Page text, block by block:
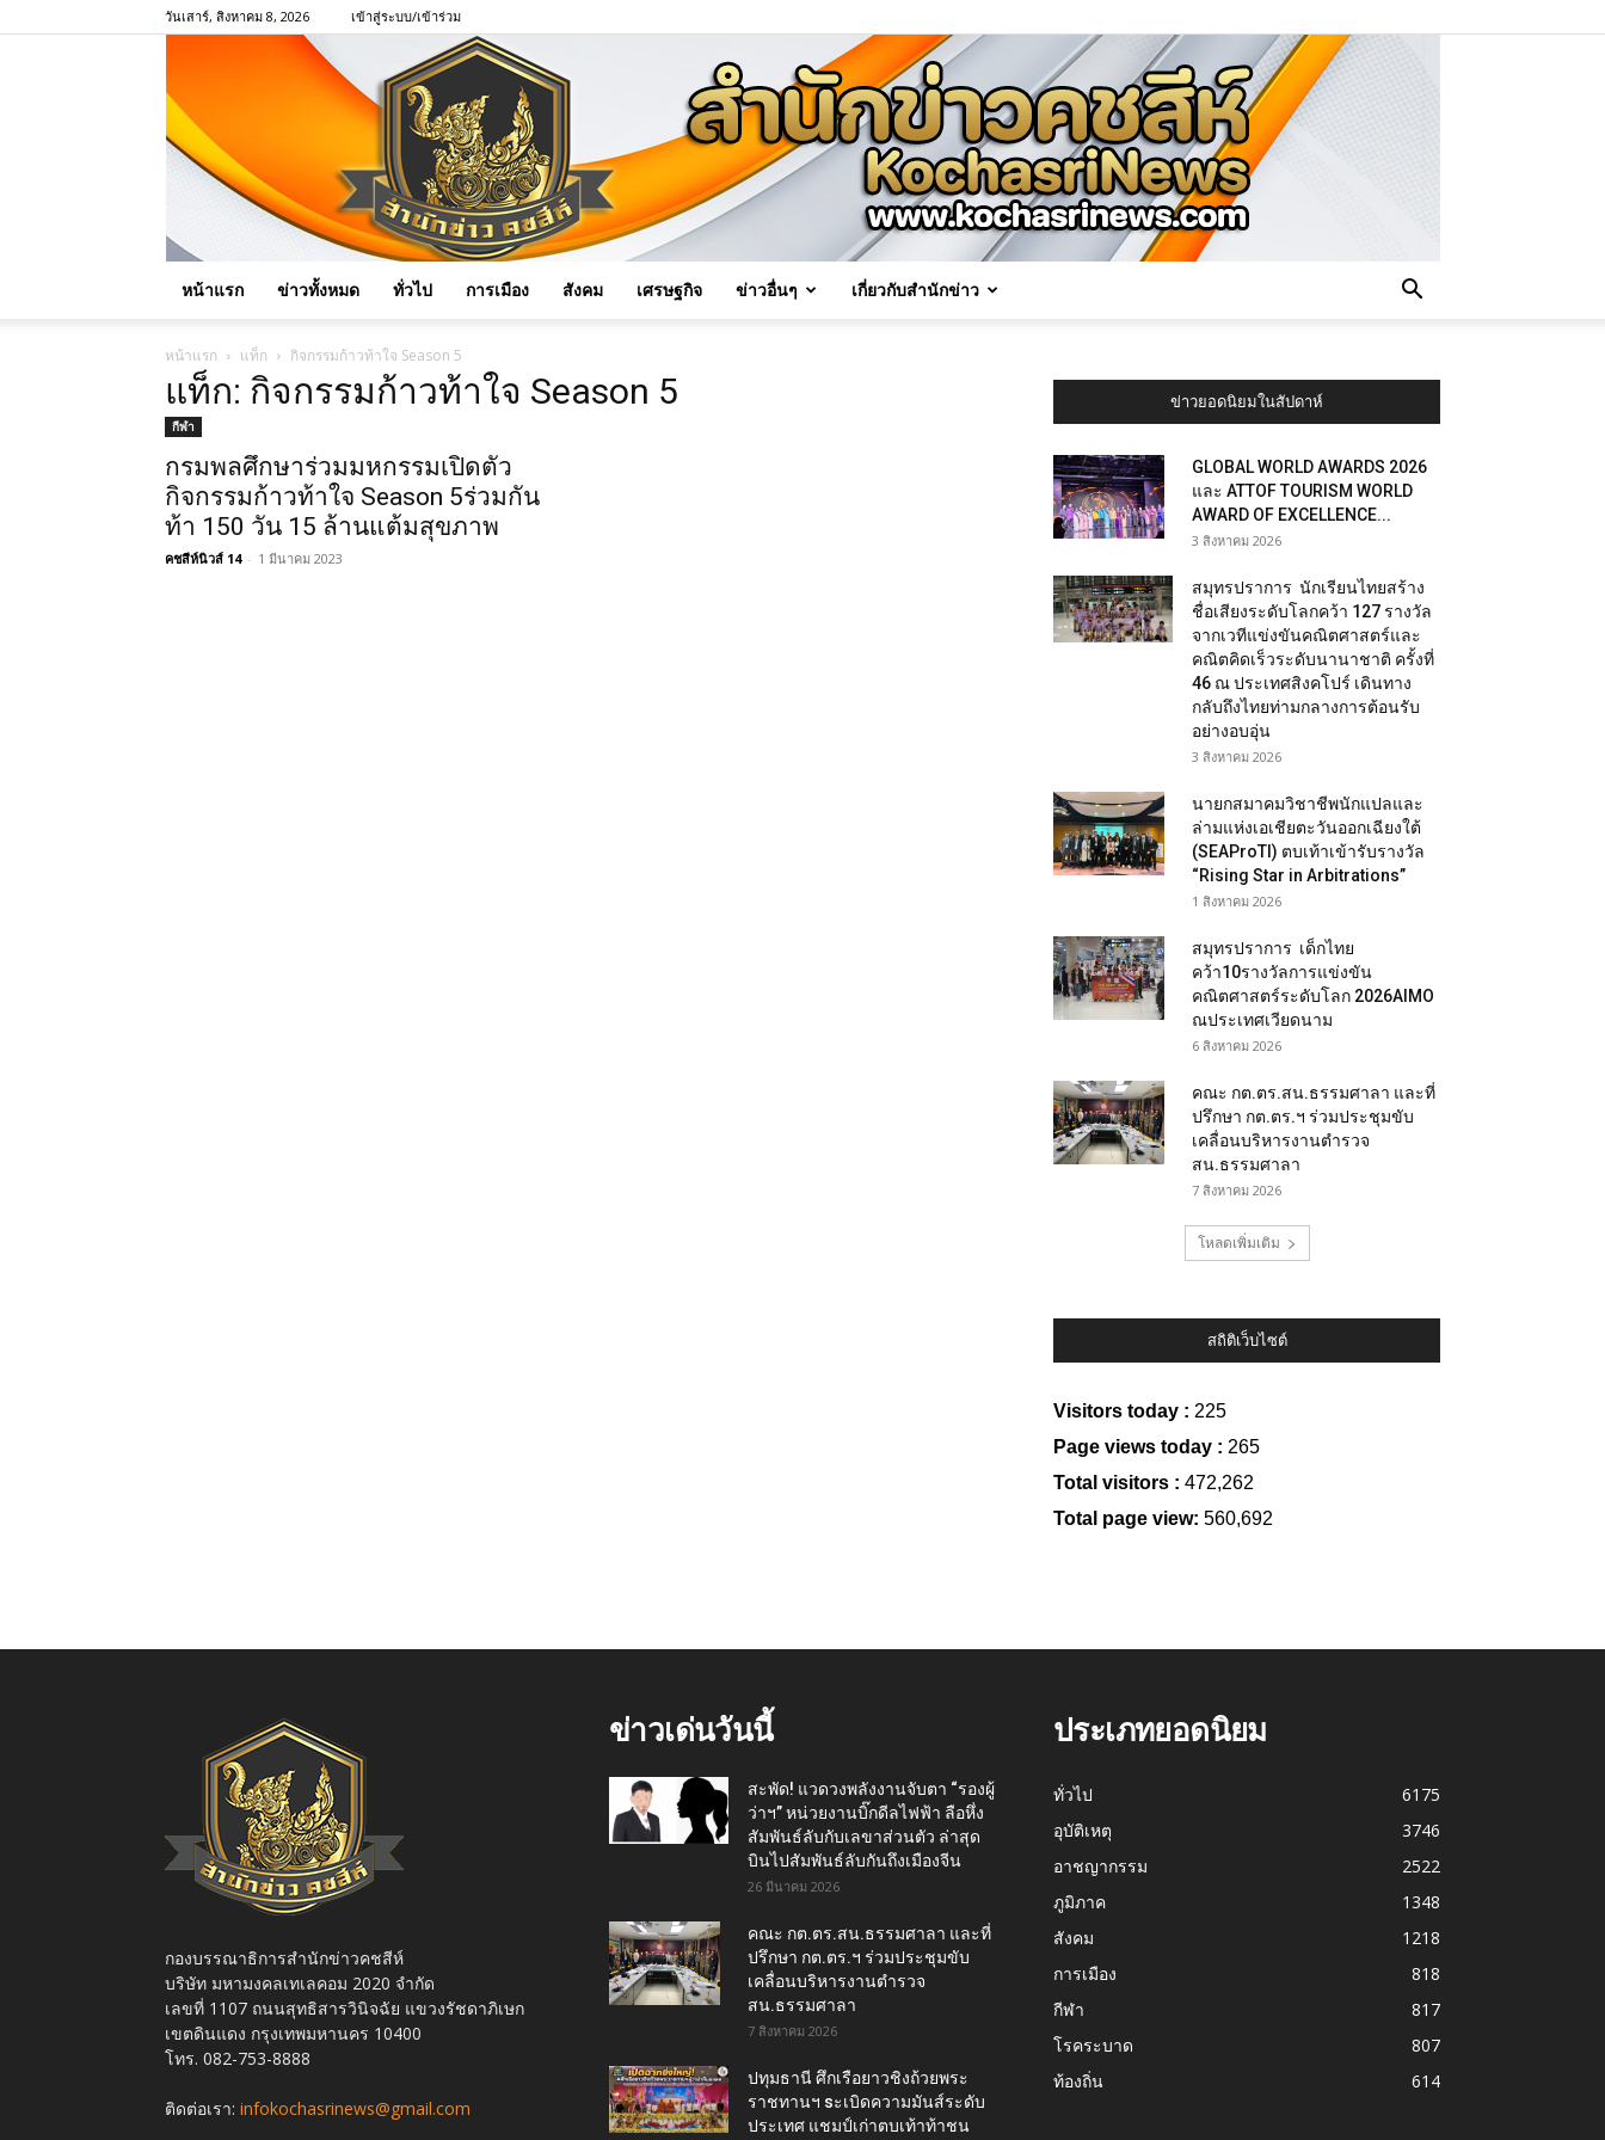
วันเสาร์, สิงหาคม 8, 2026 เข้าสู่ระบบ/เข้าร่วม
หน้าแรก ข่าวทั้งหมด ทั่วไป การเมือง สังคม เศรษฐกิจ ข่าวอื่นๆ เกี่ยวกับสำนักข่าว
หน้าแรก แท็ก กิจกรรมก้าวท้าใจ Season 5
แท็ก: กิจกรรมก้าวท้าใจ Season 5
กีฬา
กรมพลศึกษาร่วมมหกรรมเปิดตัว
กิจกรรมก้าวท้าใจ Season 5ร่วมกัน
ท้า 150 วัน 15 ล้านแต้มสุขภาพ
คชสีห์นิวส์ 14 - 1 มีนาคม 2023
ข่าวยอดนิยมในสัปดาห์
GLOBAL WORLD AWARDS 2026
และ ATTOF TOURISM WORLD
AWARD OF EXCELLENCE...
3 สิงหาคม 2026
สมุทรปราการ นักเรียนไทยสร้าง
ชื่อเสียงระดับโลกคว้า 127 รางวัล
จากเวทีแข่งขันคณิตศาสตร์และ
คณิตคิดเร็วระดับนานาชาติ ครั้งที่
46 ณ ประเทศสิงคโปร์ เดินทาง
กลับถึงไทยท่ามกลางการต้อนรับ
อย่างอบอุ่น
3 สิงหาคม 2026
นายกสมาคมวิชาชีพนักแปลและ
ล่ามแห่งเอเชียตะวันออกเฉียงใต้
(SEAProTI) ตบเท้าเข้ารับรางวัล
“Rising Star in Arbitrations”
1 สิงหาคม 2026
สมุทรปราการ เด็กไทย
คว้า10รางวัลการแข่งขัน
คณิตศาสตร์ระดับโลก 2026AIMO
ณประเทศเวียดนาม
6 สิงหาคม 2026
คณะ กต.ตร.สน.ธรรมศาลา และที่
ปรึกษา กต.ตร.ฯ ร่วมประชุมขับ
เคลื่อนบริหารงานตำรวจ
สน.ธรรมศาลา
7 สิงหาคม 2026
โหลดเพิ่มเติม
สถิติเว็บไซต์
Visitors today : 225
Page views today : 265
Total visitors : 472,262
Total page view: 560,692
กองบรรณาธิการสำนักข่าวคชสีห์
บริษัท มหามงคลเทเลคอม 2020 จำกัด
เลขที่ 1107 ถนนสุทธิสารวินิจฉัย แขวงรัชดาภิเษก
เขตดินแดง กรุงเทพมหานคร 10400
โทร. 082-753-8888
ติดต่อเรา: infokochasrinews@gmail.com
ข่าวเด่นวันนี้
สะพัด! แวดวงพลังงานจับตา “รองผู้
ว่าฯ” หน่วยงานบิ๊กดีลไฟฟ้า ลือหึ่ง
สัมพันธ์ลับกับเลขาส่วนตัว ล่าสุด
บินไปสัมพันธ์ลับกันถึงเมืองจีน
26 มีนาคม 2026
คณะ กต.ตร.สน.ธรรมศาลา และที่
ปรึกษา กต.ตร.ฯ ร่วมประชุมขับ
เคลื่อนบริหารงานตำรวจ
สน.ธรรมศาลา
7 สิงหาคม 2026
ปทุมธานี ศึกเรือยาวชิงถ้วยพระ
ราชทานฯ sะเบิดความมันส์ระดับ
ประเทศ แชมป์เก่าตบเท้าท้าชน
ประเภทยอดนิยม
ทั่วไป
6175
อุบัติเหตุ
3746
อาชญากรรม
2522
ภูมิภาค
1348
สังคม
1218
การเมือง
818
กีฬา
817
โรคระบาด
807
ท้องถิ่น
614